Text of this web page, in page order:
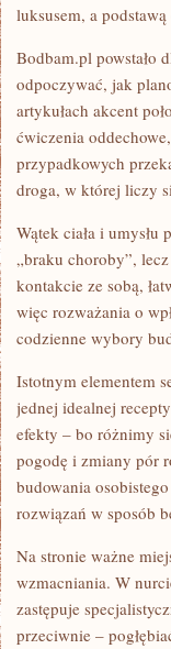
luksusem, a
Bodbam.pl powstało
odpoczywać, jak
artykułach akcent
ćwiczenia
przypadkowych
droga, w której liczy
Wątek ciała i
„braku choroby”,
kontakcie ze sobą,
więc rozważania o
codzienne wybory
Istotnym elementem
jednej idealnej
efekty – bo różnimy
pogodę i zmiany pór
budowania
rozwiązań w sposób
Na stronie ważne
wzmacniania. W
zastępuje
przeciwnie –